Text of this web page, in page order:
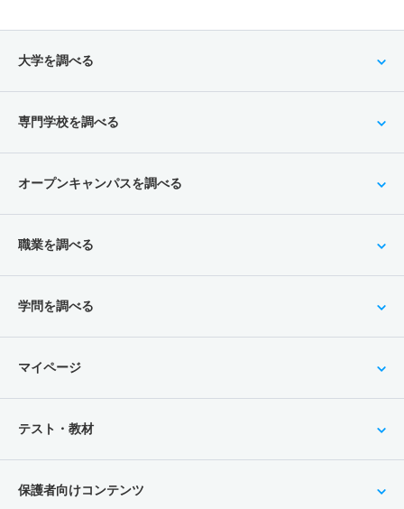
大学を調べる
専門学校を調べる
オープンキャンパスを調べる
職業を調べる
学問を調べる
マイページ
テスト・教材
保護者向けコンテンツ